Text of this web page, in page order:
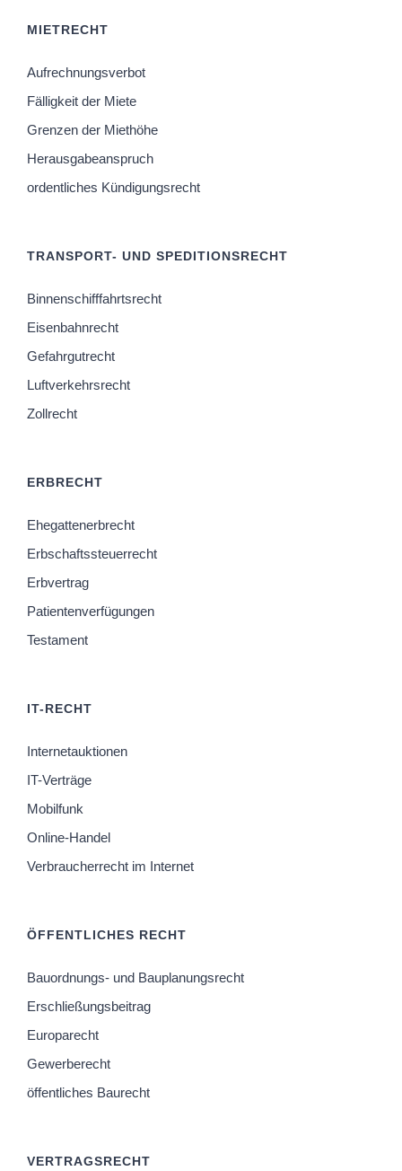
MIETRECHT
Aufrechnungsverbot
Fälligkeit der Miete
Grenzen der Miethöhe
Herausgabeanspruch
ordentliches Kündigungsrecht
TRANSPORT- UND SPEDITIONSRECHT
Binnenschifffahrtsrecht
Eisenbahnrecht
Gefahrgutrecht
Luftverkehrsrecht
Zollrecht
ERBRECHT
Ehegattenerbrecht
Erbschaftssteuerrecht
Erbvertrag
Patientenverfügungen
Testament
IT-RECHT
Internetauktionen
IT-Verträge
Mobilfunk
Online-Handel
Verbraucherrecht im Internet
ÖFFENTLICHES RECHT
Bauordnungs- und Bauplanungsrecht
Erschließungsbeitrag
Europarecht
Gewerberecht
öffentliches Baurecht
VERTRAGSRECHT